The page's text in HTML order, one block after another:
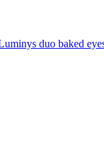
duo baked